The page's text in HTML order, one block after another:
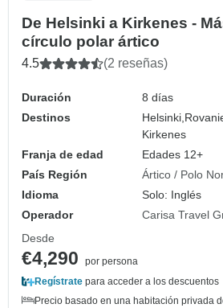
De Helsinki a Kirkenes -
círculo polar ártico
4.5 (2 reseñas)
Duración
8 días
Destinos
Helsinki,
Kirkenes
Franja de edad
Edades 12+
País Región
Ártico / Polo
Idioma
Solo: Inglés
Operador
Carisa Travel
Desde
€4,290
por persona
Regístrate para acceder a los descuentos
Precio basado en una habitación privada